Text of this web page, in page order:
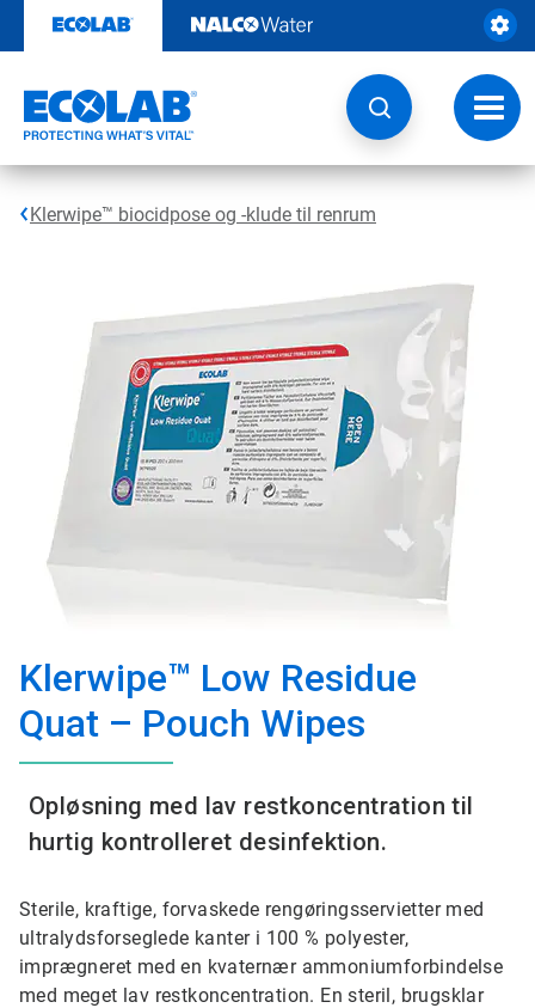
indhold
Skift
Klerwipe™ biocidpose og -klude til renrum
Klerwipe™ Low Residue
Quat – Pouch Wipes
Opløsning med lav restkoncentration til
hurtig kontrolleret desinfektion.
Sterile, kraftige, forvaskede rengøringsservietter med
ultralydsforseglede kanter i 100 % polyester,
imprægneret med en kvaternær ammoniumforbindelse
med meget lav restkoncentration.​​​​​​​ En steril, brugsklar